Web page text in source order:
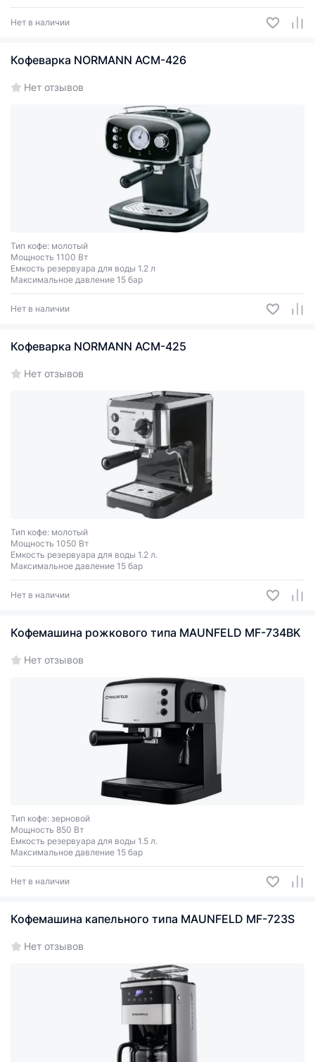
Нет в наличии
Кофеварка NORMANN ACM-426
Нет отзывов
Тип кофе: молотый
Мощность 1100 Вт
Емкость резервуара для воды 1.2 л
Максимальное давление 15 бар
Нет в наличии
Кофеварка NORMANN ACM-425
Нет отзывов
Тип кофе: молотый
Мощность 1050 Вт
Емкость резервуара для воды 1.2 л.
Максимальное давление 15 бар
Нет в наличии
Кофемашина рожкового типа MAUNFELD MF-734BK
Нет отзывов
Тип кофе: зерновой
Мощность 850 Вт
Емкость резервуара для воды 1.5 л.
Максимальное давление 15 бар
Нет в наличии
Кофемашина капельного типа MAUNFELD MF-723S
Нет отзывов